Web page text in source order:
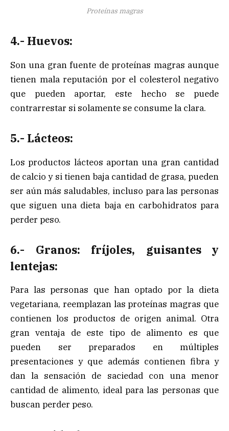
Proteínas magras
4.- Huevos:
Son una gran fuente de proteínas magras aunque
tienen mala reputación por el colesterol negativo
que pueden aportar, este hecho se puede
contrarrestar si solamente se consume la clara.
5.- Lácteos:
Los productos lácteos aportan una gran cantidad
de calcio y si tienen baja cantidad de grasa, pueden
ser aún más saludables, incluso para las personas
que siguen una dieta baja en carbohidratos para
perder peso.
6.- Granos: fríjoles, guisantes y
lentejas:
Para las personas que han optado por la dieta
vegetariana, reemplazan las proteínas magras que
contienen los productos de origen animal. Otra
gran ventaja de este tipo de alimento es que
pueden ser preparados en múltiples
presentaciones y que además contienen fibra y
dan la sensación de saciedad con una menor
cantidad de alimento, ideal para las personas que
buscan perder peso.